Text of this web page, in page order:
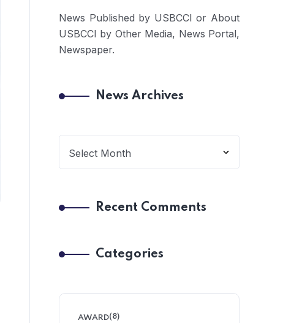
News Published by USBCCI or About
USBCCI by Other Media, News Portal,
Newspaper.
News Archives
Recent Comments
Categories
AWARD(8)